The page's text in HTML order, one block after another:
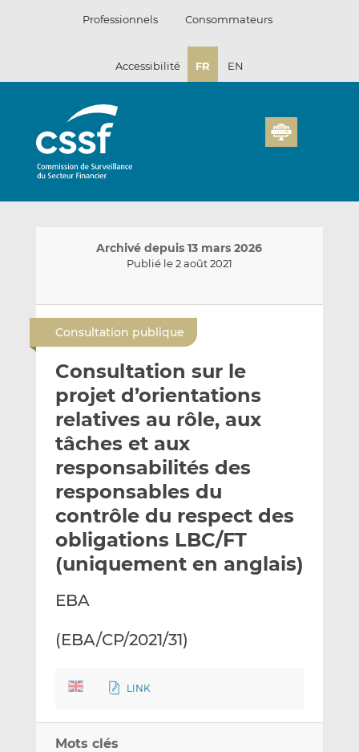
Professionnels Consommateurs
Accessibilité FR EN
Archivé depuis 13 mars 2026
Publié le 2 août 2021
n
v
o
y
e
r
p
a
r
m
a
r
t
a
g
e
r
s
u
L
n
k
e
a
r
t
a
g
e
r
s
u
F
a
e
b
Consultation publique
Consultation sur le
projet d’orientations
relatives au rôle, aux
tâches et aux
responsabilités des
responsables du
contrôle du respect des
obligations LBC/FT
(uniquement en anglais)
EBA
(EBA/CP/2021/31)
LINK
Mots clés